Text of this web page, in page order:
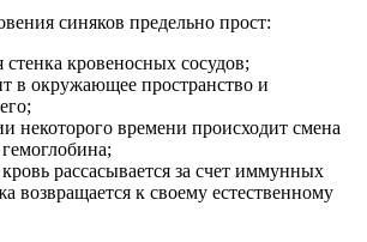
синяков предельно прост:
стенка кровеносных сосудов;
в окружающее пространство и
некоторого времени происходит смена
гемоглобина;
рассасывается за счет иммунных
возвращается к своему естественному